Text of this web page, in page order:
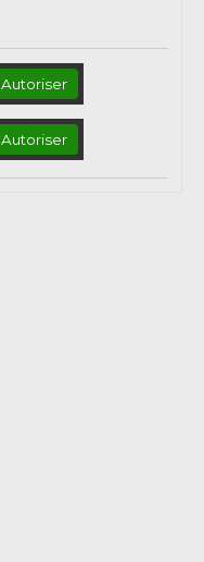
Autoriser
Autoriser